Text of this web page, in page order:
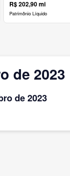
R$ 202,90 mi
Patrimônio Líquido
de 2023
de 2023